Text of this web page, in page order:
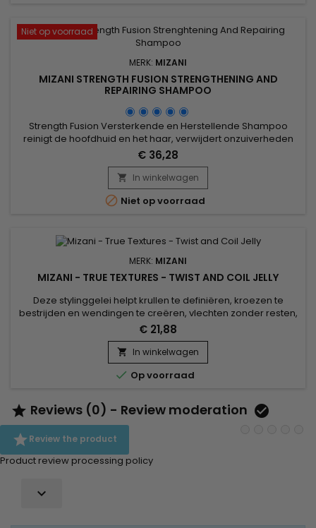
Niet op voorraad
MERK: MIZANI
MIZANI STRENGTH FUSION STRENGTHENING AND
REPAIRING SHAMPOO
Strength Fusion Versterkende en Herstellende Shampoo
reinigt de hoofdhuid en het haar, verwijdert onzuiverheden
terwijl het hydrateert, pluizig haar onder controle houdt en
fragiel haar versterkt. De versterkende formule richt zich op
haar dat verzwakt is en beschadigd is door overmatige hitte,
chemische processen of algemene slijtage. Ideaal na...
€ 36,28
 In winkelwagen
 Niet op voorraad
MERK: MIZANI
MIZANI - TRUE TEXTURES - TWIST AND COIL JELLY
Deze stylinggelei helpt krullen te definiëren, kroezen te
bestrijden en wendingen te creëren, vlechten zonder resten,
zonder dat het boardy aanvoelt.&nbsp; Verrijkt met Kokos-,
Marula- en Olijfolie, Mizani True Textures Twist en Coil Jelly
hydrateert en voedt het haar diep, versterkt de haarvezel,
voorkomt uitdroging en breuk, bestrijdt gespleten...
€ 21,88
 In winkelwagen
 Op voorraad
 Reviews (0) - Review moderation 
Review the product
Product review processing policy
